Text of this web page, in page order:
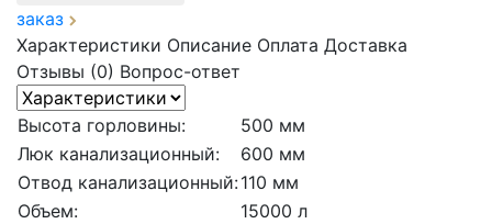
заказ
Характеристики Описание Оплата Доставка
Отзывы (0) Вопрос-ответ
Высота горловины:
500 мм
Люк канализационный:
600 мм
Отвод канализационный:110 мм
Объем:
15000 л